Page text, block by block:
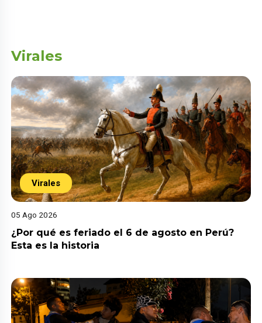
Virales
Virales
05 Ago 2026
¿Por qué es feriado el 6 de agosto en Perú?
Esta es la historia